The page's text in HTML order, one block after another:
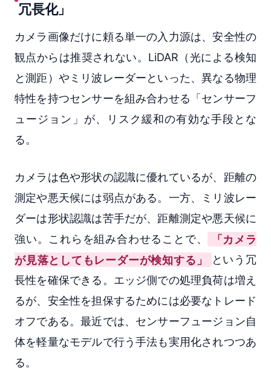
冗長化」
カメラ画像だけに頼る単一の入力源は、安全性の
観点からは推奨されない。LiDAR（光による検知
と測距）やミリ波レーダーといった、異なる物理
特性を持つセンサーを組み合わせる「センサーフ
ュージョン」が、リスク緩和の有効な手段とな
る。
カメラは色や形状の認識に優れているが、距離の
測定や悪天候には弱点がある。一方、ミリ波レー
ダーは形状認識は苦手だが、距離測定や悪天候に
強い。これらを組み合わせることで、
「カメラ
が見落としてもレーダーが検知する」
という冗
長性を確保できる。エッジ側での処理負荷は増え
るが、安全性を担保するためには必要なトレード
オフである。最近では、センサーフュージョン自
体を軽量なモデルで行う手法も実用化されつつあ
る。